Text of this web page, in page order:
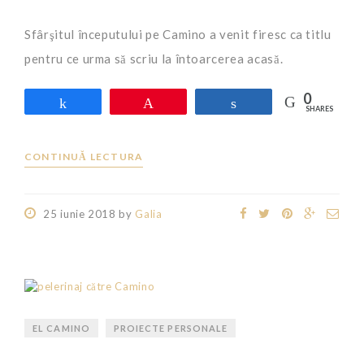
Sfârşitul începutului pe Camino a venit firesc ca titlu
pentru ce urma să scriu la întoarcerea acasă.
0
SHARES
CONTINUĂ LECTURA
25 iunie 2018 by Galia
EL CAMINO PROIECTE PERSONALE